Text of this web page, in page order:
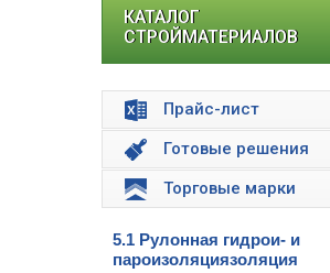
КАТАЛОГ
СТРОЙМАТЕРИАЛОВ
Прайс-лист
Готовые решения
Торговые марки
5.1 Рулонная гидрои- и
пароизоляциязоляция